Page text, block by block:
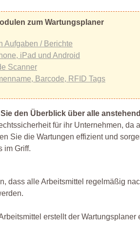
zum Wartungsplaner
Aufgaben / Berichte
iPad und Android
Scanner
Barcode, RFID Tags
den Überblick über alle
für ihr Unternehmen,
Sie die Wartungen effizient und
im Griff.
dass alle Arbeitsmittel regelmäßig
erstellt der